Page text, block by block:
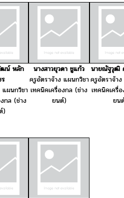
น์ หลัก
แผนกวิชา
กล (ช่าง
)
นางสาวยุวดา ชูแก้ว
ครูอัตราจ้าง แผนกวิชา
เทคนิคเครื่องกล (ช่าง
ยนต์)
นายณัฐวุฒิ
ครูอัตราจ้า
เทคนิคเครื่
ยน